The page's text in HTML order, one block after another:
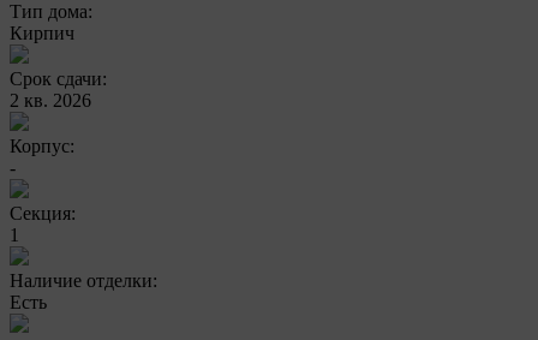
Тип дома:
Кирпич
Срок сдачи:
2 кв. 2026
Корпус:
-
Секция:
1
Наличие отделки:
Есть